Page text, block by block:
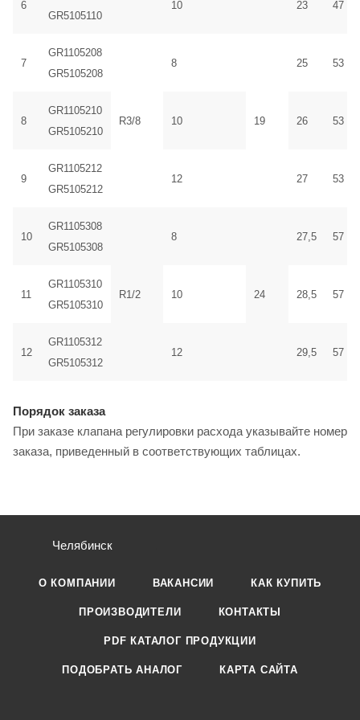
6
GR5105110
10 23 47
7
GR1105208
GR5105208
R3/8
8
19
25 53
8
GR1105210
GR5105210
10 26 53
9
GR1105212
GR5105212
12 27 53
10
GR1105308
GR5105308
R1/2
8
24
27,5 57
11
GR1105310
GR5105310
10 28,5 57
12
GR1105312
GR5105312
12 29,5 57
Порядок заказа
При заказе клапана регулировки расхода указывайте номер
заказа, приведенный в соответствующих таблицах.
Челябинск
О КОМПАНИИ ВАКАНСИИ КАК КУПИТЬ
ПРОИЗВОДИТЕЛИ КОНТАКТЫ
PDF КАТАЛОГ ПРОДУКЦИИ
ПОДОБРАТЬ АНАЛОГ КАРТА САЙТА